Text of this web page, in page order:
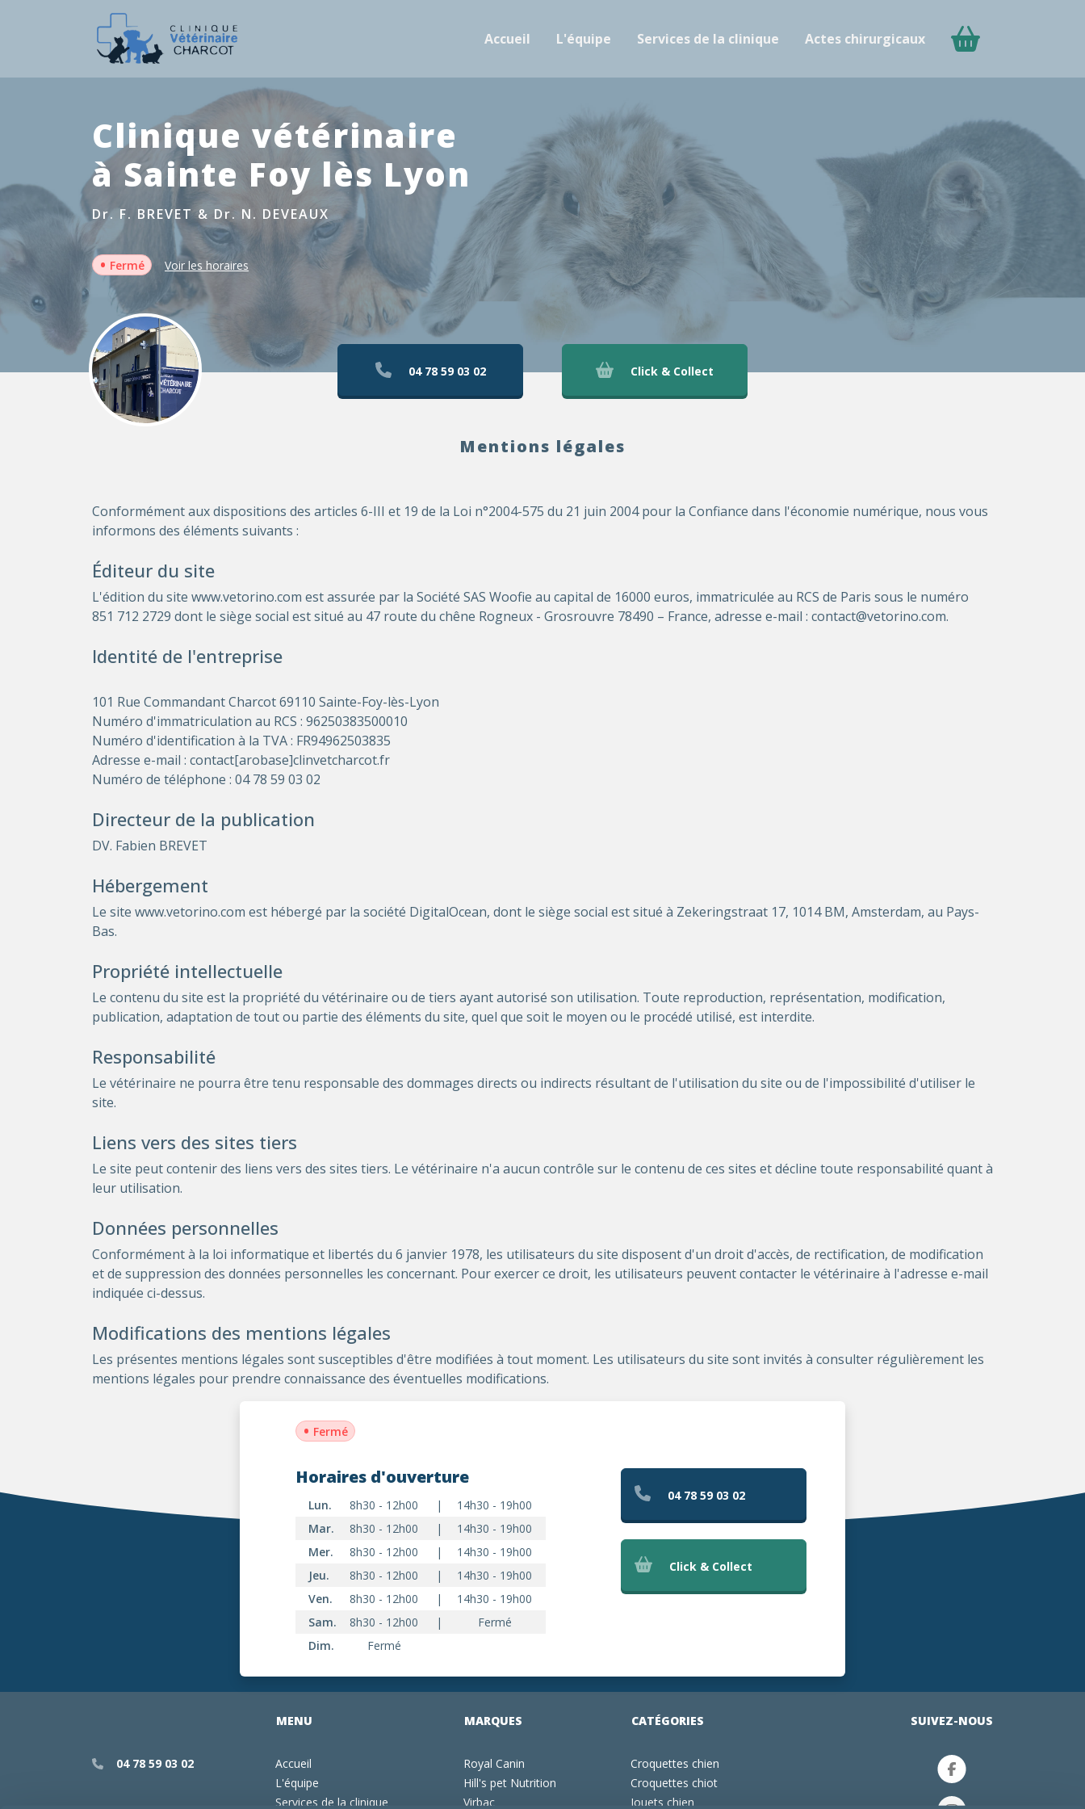
Accueil L'équipe Services de la clinique Actes chirurgicaux
Clinique vétérinaire
à Sainte Foy lès Lyon
Dr. F. BREVET & Dr. N. DEVEAUX
• Fermé Voir les horaires
04 78 59 03 02 Click & Collect
Mentions légales
Conformément aux dispositions des articles 6-III et 19 de la Loi n°2004-575 du 21 juin 2004 pour la Confiance dans l'économie numérique, nous vous
informons des éléments suivants :
Éditeur du site
L'édition du site www.vetorino.com est assurée par la Société SAS Woofie au capital de 16000 euros, immatriculée au RCS de Paris sous le numéro
851 712 2729 dont le siège social est situé au 47 route du chêne Rogneux - Grosrouvre 78490 – France, adresse e-mail : contact@vetorino.com.
Identité de l'entreprise
101 Rue Commandant Charcot 69110 Sainte-Foy-lès-Lyon
Numéro d'immatriculation au RCS : 96250383500010
Numéro d'identification à la TVA : FR94962503835
Adresse e-mail : contact[arobase]clinvetcharcot.fr
Numéro de téléphone : 04 78 59 03 02
Directeur de la publication
DV. Fabien BREVET
Hébergement
Le site www.vetorino.com est hébergé par la société DigitalOcean, dont le siège social est situé à Zekeringstraat 17, 1014 BM, Amsterdam, au Pays-
Bas.
Propriété intellectuelle
Le contenu du site est la propriété du vétérinaire ou de tiers ayant autorisé son utilisation. Toute reproduction, représentation, modification,
publication, adaptation de tout ou partie des éléments du site, quel que soit le moyen ou le procédé utilisé, est interdite.
Responsabilité
Le vétérinaire ne pourra être tenu responsable des dommages directs ou indirects résultant de l'utilisation du site ou de l'impossibilité d'utiliser le
site.
Liens vers des sites tiers
Le site peut contenir des liens vers des sites tiers. Le vétérinaire n'a aucun contrôle sur le contenu de ces sites et décline toute responsabilité quant à
leur utilisation.
Données personnelles
Conformément à la loi informatique et libertés du 6 janvier 1978, les utilisateurs du site disposent d'un droit d'accès, de rectification, de modification
et de suppression des données personnelles les concernant. Pour exercer ce droit, les utilisateurs peuvent contacter le vétérinaire à l'adresse e-mail
indiquée ci-dessus.
Modifications des mentions légales
Les présentes mentions légales sont susceptibles d'être modifiées à tout moment. Les utilisateurs du site sont invités à consulter régulièrement les
mentions légales pour prendre connaissance des éventuelles modifications.
• Fermé
Horaires d'ouverture
Lun. 8h30 - 12h00 |
14h30 - 19h00
Mar.
8h30 - 12h00 |
14h30 - 19h00
Mer.
8h30 - 12h00 |
14h30 - 19h00
Jeu.
8h30 - 12h00 |
14h30 - 19h00
Ven.
8h30 - 12h00 |
14h30 - 19h00
Sam.
8h30 - 12h00 |
Fermé
Dim.
Fermé
04 78 59 03 02
Click & Collect
04 78 59 03 02
MENU
Accueil
L'équipe
Services de la clinique
MARQUES
Royal Canin
Hill's pet Nutrition
Virbac
CATÉGORIES
Croquettes chien
Croquettes chiot
Jouets chien
SUIVEZ-NOUS